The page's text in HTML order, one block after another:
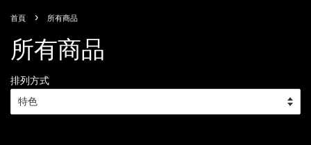
首頁 › 所有商品
所有商品
排列方式